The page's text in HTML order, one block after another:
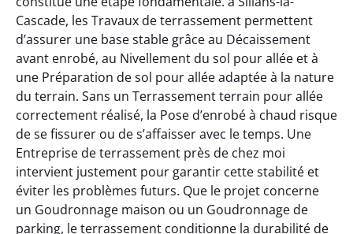
Cascade, les Travaux de terrassement permettent
d’assurer une base stable grâce au Décaissement
avant enrobé, au Nivellement du sol pour allée et à
une Préparation de sol pour allée adaptée à la nature
du terrain. Sans un Terrassement terrain pour allée
correctement réalisé, la Pose d’enrobé à chaud risque
de se fissurer ou de s’affaisser avec le temps. Une
Entreprise de terrassement près de chez moi
intervient justement pour garantir cette stabilité et
éviter les problèmes futurs. Que le projet concerne
un Goudronnage maison ou un Goudronnage de
parking, le terrassement conditionne la durabilité de